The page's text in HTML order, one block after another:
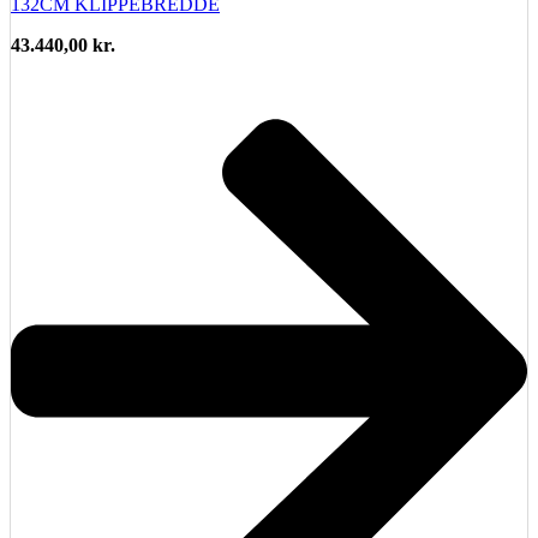
132CM KLIPPEBREDDE
43.440,00 kr.